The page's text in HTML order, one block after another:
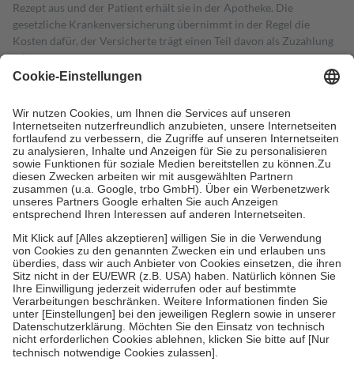
Rezept aus und der Patient erhält sie in der Apotheke. Die
gesetzliche Krankenversicherung übernimmt in der Regel die
Kosten dafür, der Versicherte trägt einen Teil davon als Zuzahlung
mit.
Grundsätzlich leisten Mitglieder Zuzahlungen in Höhe von zehn
höchstens zehn Euro.
Es sind jedoch nie mehr als die tatsächlichen
Kosten der Leistung zu entrichten.
Diese Regeln gelten grundsätzlich auch für Online-Apotheken.
Bei Heilmitteln und häuslicher Krankenpflege beträgt die
Zuzahlung zehn Prozent der Kosten sowie zehn Euro je
Verordnung.
Um das Engagement der Versicherten für ihre eigene Gesundheit zu
stärken und die besondere Stellung der Familie zu unterstützen,
fallenkeine Zuzahlungenan bei:
• Kindern und Jugendlichen bis zum vollendeten 18. Lebensjahr
mit Ausnahme der Fahrkosten
• Untersuchungen zur Vorsorge und Früherkennung, die von der
GKV getragen werden
• empfohlenen Schutzimpfungen
• Harn- und Blutteststreifen